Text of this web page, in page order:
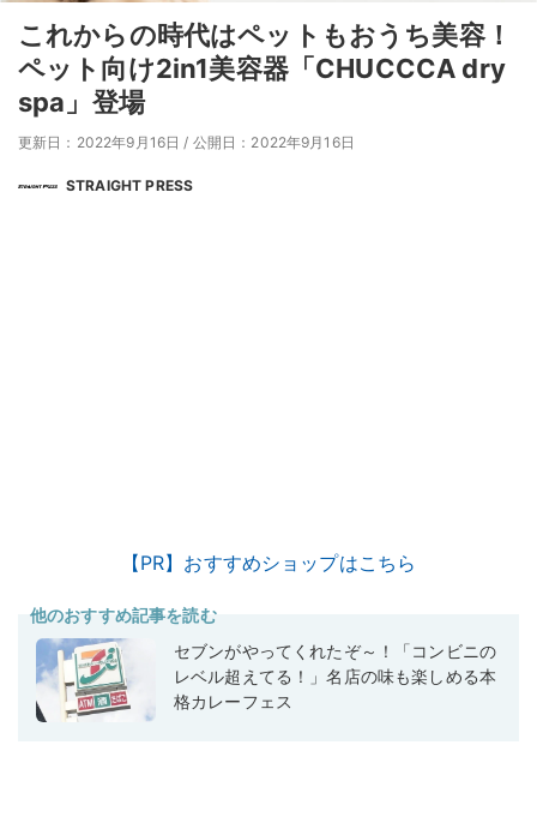
これからの時代はペットもおうち美容！
ペット向け2in1美容器「CHUCCCA dry
spa」登場
更新日：2022年9月16日 / 公開日：2022年9月16日
STRAIGHT PRESS
【PR】おすすめショップはこちら
他のおすすめ記事を読む
セブンがやってくれたぞ～！「コンビニの
レベル超えてる！」名店の味も楽しめる本
格カレーフェス